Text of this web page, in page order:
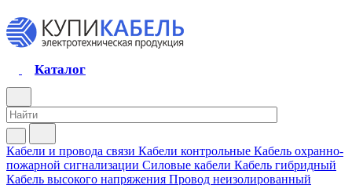
Каталог
Кабели и провода связи Кабели контрольные Кабель охранно-
пожарной сигнализации Силовые кабели Кабель гибридный
Кабель высокого напряжения Провод неизолированный